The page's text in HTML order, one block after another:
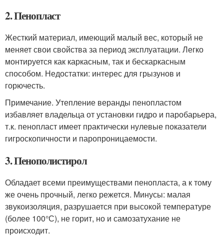
2. Пенопласт
Жесткий материал, имеющий малый вес, который не
меняет свои свойства за период эксплуатации. Легко
монтируется как каркасным, так и бескаркасным
способом. Недостатки: интерес для грызунов и
горючесть.
Примечание. Утепление веранды пенопластом
избавляет владельца от установки гидро и паробарьера,
т.к. пенопласт имеет практически нулевые показатели
гигроскопичности и паропроницаемости.
3. Пенополистирол
Обладает всеми преимуществами пенопласта, а к тому
же очень прочный, легко режется. Минусы: малая
звукоизоляция, разрушается при высокой температуре
(более 100°С), не горит, но и самозатухание не
происходит.